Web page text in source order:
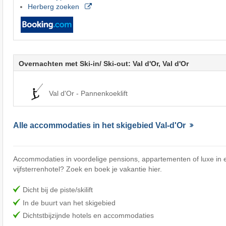
Herberg zoeken
Overnachten met Ski-in/ Ski-out: Val d'Or, Val d'Or
Val d'Or - Pannenkoeklift
Alle accommodaties in het skigebied Val-d'Or
Accommodaties in voordelige pensions, appartementen of luxe in
vijfsterrenhotel? Zoek en boek je vakantie hier.
Dicht bij de piste/skilift
In de buurt van het skigebied
Dichtstbijzijnde hotels en accommodaties